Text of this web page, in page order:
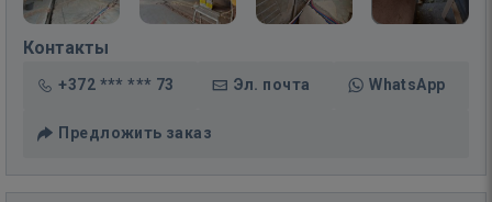
Контакты
+372 *** *** 73 Эл. почта WhatsApp
Предложить заказ